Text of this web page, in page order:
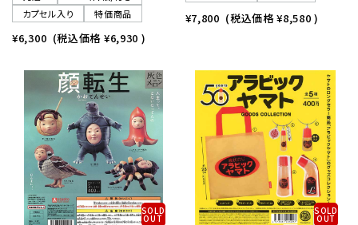
カプセル入り
特価商品
¥6,300 (税込価格 ¥6,930 )
¥7,800 (税込価格¥8,580 )
SOLD
OUT
SOLD
OUT